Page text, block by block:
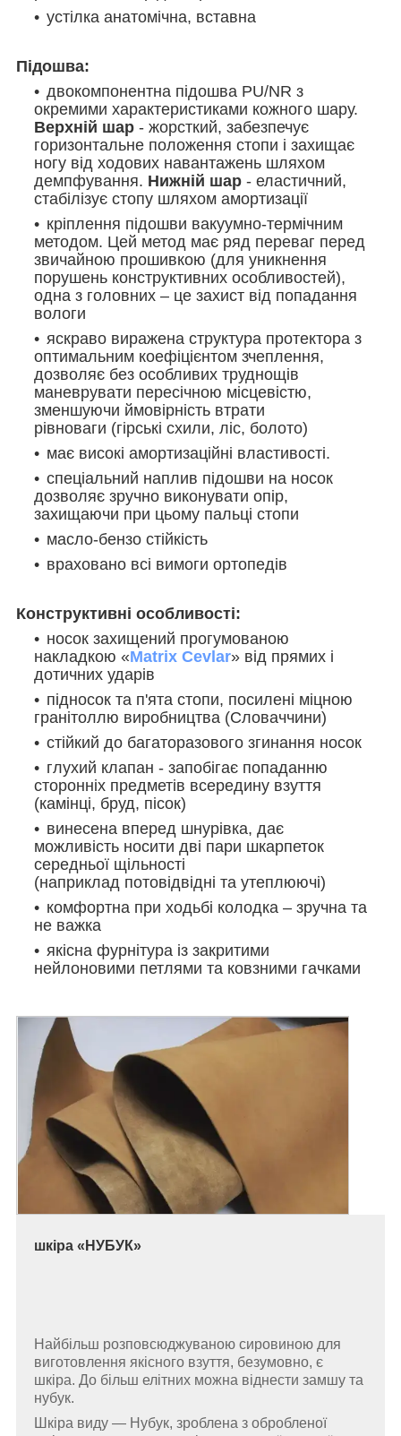
устілка анатомічна, вставна
Підошва:
двокомпонентна підошва PU/NR з
окремими характеристиками кожного шару.
Верхній шар - жорсткий, забезпечує
горизонтальне положення стопи і захищає
ногу від ходових навантажень шляхом
демпфування. Нижній шар - еластичний,
стабілізує стопу шляхом амортизації
кріплення підошви вакуумно-термічним
методом. Цей метод має ряд переваг перед
звичайною прошивкою (для уникнення
порушень конструктивних особливостей),
одна з головних – це захист від попадання
вологи
яскраво виражена структура протектора з
оптимальним коефіцієнтом зчеплення,
дозволяє без особливих труднощів
маневрувати пересічною місцевістю,
зменшуючи ймовірність втрати
рівноваги (гірські схили, ліс, болото)
має високі амортизаційні властивості.
спеціальний наплив підошви на носок
дозволяє зручно виконувати опір,
захищаючи при цьому пальці стопи
масло-бензо стійкість
враховано всі вимоги ортопедів
Конструктивні особливості:
носок захищений прогумованою
накладкою «Matrix Cevlar» від прямих і
дотичних ударів
підносок та п'ята стопи, посилені міцною
гранітоллю виробництва (Словаччини)
стійкий до багаторазового згинання носок
глухий клапан - запобігає попаданню
сторонніх предметів всередину взуття
(камінці, бруд, пісок)
винесена вперед шнурівка, дає
можливість носити дві пари шкарпеток
середньої щільності
(наприклад потовідвідні та утеплюючі)
комфортна при ходьбі колодка – зручна та
не важка
якісна фурнітура із закритими
нейлоновими петлями та ковзними гачками
шкіра « НУБУК»
Найбільш розповсюджуваною сировиною для
виготовлення якісного взуття, безумовно, є
шкіра. До більш елітних можна віднести замшу та
нубук.
Шкіра виду — Нубук, зроблена з обробленої